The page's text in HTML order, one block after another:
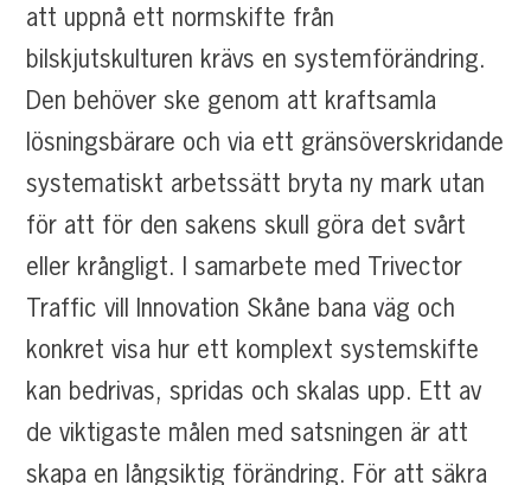
att uppnå ett normskifte från
bilskjutskulturen krävs en systemförändring.
Den behöver ske genom att kraftsamla
lösningsbärare och via ett gränsöverskridande
systematiskt arbetssätt bryta ny mark utan
för att för den sakens skull göra det svårt
eller krångligt. I samarbete med Trivector
Traffic vill Innovation Skåne bana väg och
konkret visa hur ett komplext systemskifte
kan bedrivas, spridas och skalas upp. Ett av
de viktigaste målen med satsningen är att
skapa en långsiktig förändring. För att säkra